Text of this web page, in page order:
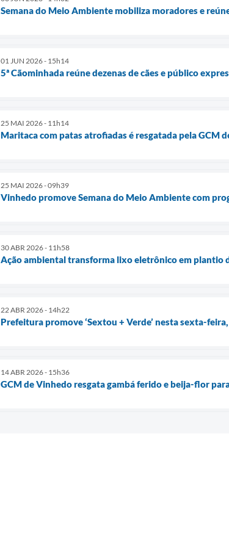
Semana do Meio Ambiente mobiliza moradores e
01 JUN 2026 - 15h14
5ª Cãominhada reúne dezenas de cães e público
25 MAI 2026 - 11h14
Maritaca com patas atrofiadas é resgatada pela GCM
25 MAI 2026 - 09h39
Vinhedo promove Semana do Meio Ambiente com
30 ABR 2026 - 11h58
Ação ambiental transforma lixo eletrônico em plantio
22 ABR 2026 - 14h22
Prefeitura promove ‘Sextou + Verde’ nesta sexta-
14 ABR 2026 - 15h36
GCM de Vinhedo resgata gambá ferido e beija-flor